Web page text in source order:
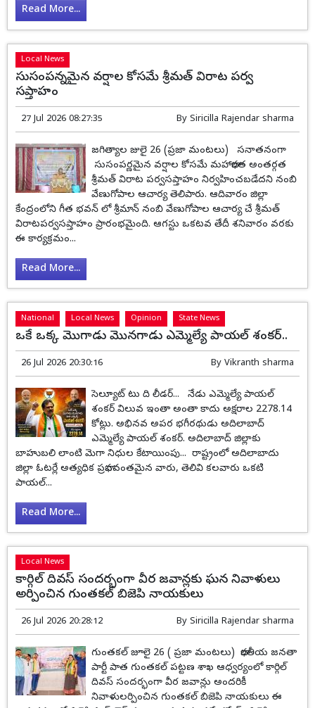
Read More...
Local News
సుసంపన్నమైన వర్షాల కోసమే శ్రీమత్ విరాట పర్వ
సప్తాహం
27 Jul 2026 08:27:35 By Siricilla Rajendar sharma
జగిత్యాల జులై 26 (ప్రజా మంటలు) సనాతనంగా
సుసంపర్ణమైన వర్షాల కోసమే మహాభారత అంతర్గత
శ్రీమత్ విరాట పర్వసప్తాహం నిర్వహించబడేదని నంబి
వేణుగోపాల ఆచార్య తెలిపారు. ఆదివారం జిల్లా
కేంద్రంలోని గీత భవన్ లో శ్రీమాన్ నంబి వేణుగోపాల ఆచార్య చే శ్రీమత్
విరాటపర్వసప్తాహం ప్రారంభమైంది. ఆగస్టు ఒకటవ తేదీ శనివారం వరకు
ఈ కార్యక్రమం...
Read More...
National Local News Opinion State News
ఒకే ఒక్క మొగాడు మొనగాడు ఎమ్మెల్యే పాయల్ శంకర్..
26 Jul 2026 20:30:16 By Vikranth sharma
సెల్యూట్ టు ది లీడర్... నేడు ఎమ్మెల్యే పాయల్
శంకర్ విలువ ఇంతా అంతా కాదు అక్షరాల 2278.14
కోట్లు. అభినవ అపర భగీరథుడు అదిలాబాద్
ఎమ్మెల్యే పాయల్ శంకర్. అదిలాబాద్ జిల్లాకు
బాహుబలి లాంటి మెగా నిధుల కేటాయింపు... రాష్ట్రంలో అదిలాబాదు
జిల్లా ఓటర్లే అత్యధిక ప్రభావవంతమైన వారు, తెలివి కలవారు ఒకటి
పాయల్...
Read More...
Local News
కార్గిల్ దివస్ సందర్భంగా వీర జవాన్లకు ఘన నివాళులు
అర్పించిన గుంతకల్ బిజెపి నాయకులు
26 Jul 2026 20:28:12 By Siricilla Rajendar sharma
గుంతకల్ జూలై 26 ( ప్రజా మంటలు) భారతీయ జనతా
పార్టీ పాత గుంతకల్ పట్టణ శాఖ ఆధ్వర్యంలో కార్గిల్
దివస్ సందర్భంగా వీర జవాన్లు అందరికీ
నివాళులర్పించిన గుంతకల్ బిజెపి నాయకులు ఈ